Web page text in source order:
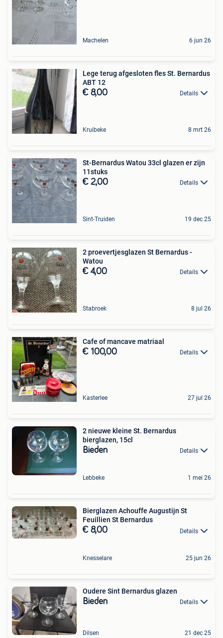
Machelen 6 jun 26
Lege terug afgesloten fles St. Bernardus
ABT 12
€ 8,00 Details
Kruibeke 8 mrt 26
St-Bernardus Watou 33cl glazen er zijn
11stuks
€ 2,00 Details
Sint-Truiden 19 dec 25
2 proevertjesglazen St Bernardus -
Watou
€ 4,00 Details
Stabroek 8 jul 26
Cafe of mancave matriaal
€ 100,00 Details
Kasterlee 27 jul 26
2 nieuwe kleine St. Bernardus
bierglazen, 15cl
Bieden Details
Lebbeke 1 mei 26
Bierglazen Achouffe Augustijn St
Feuillien St Bernardus
€ 8,00 Details
Knesselare 25 jun 26
Oudere Sint Bernardus glazen
Bieden Details
Dilsen 21 dec 25